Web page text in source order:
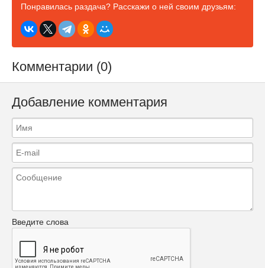
Понравилась раздача? Расскажи о ней своим друзьям:
Комментарии (0)
Добавление комментария
Введите слова